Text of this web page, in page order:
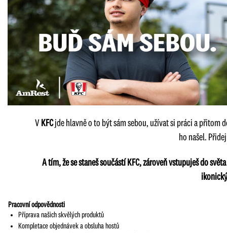
V KFCjde hlavně o to být sám sebou, užívat si práci a přitom
ho našel.
A tím, že se staneš součástí KFC, zároveň vstupuješ do
Pracovní odpovědnosti
Příprava našich skvělých produktů
Kompletace objednávek a obsluha hostů